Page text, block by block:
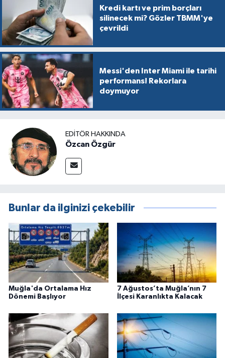
Kredi kartı ve prim borçları
silinecek mi? Gözler TBMM'ye
çevrildi
Messi'den Inter Miami ile tarihi
performans! Rekorlara
doymuyor
EDITÖR HAKKINDA
Özcan Özgür
Bunlar da ilginizi çekebilir
Muğla'da Ortalama Hız
Dönemi Başlıyor
7 Ağustos’ta Muğla’nın 7
İlçesi Karanlıkta Kalacak